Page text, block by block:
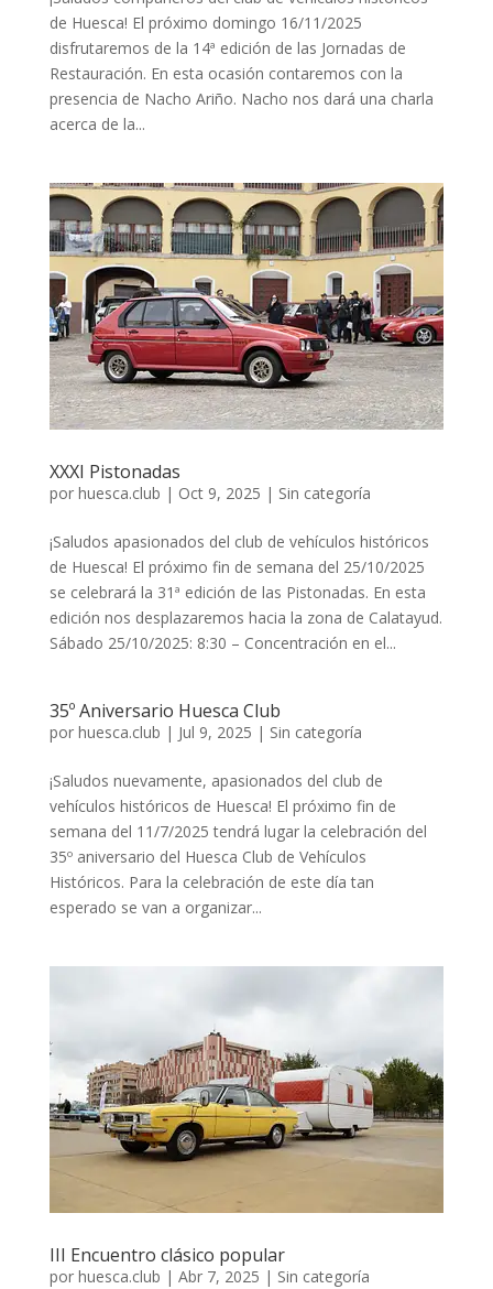
de Huesca! El próximo domingo 16/11/2025
disfrutaremos de la 14ª edición de las Jornadas de
Restauración. En esta ocasión contaremos con la
presencia de Nacho Ariño. Nacho nos dará una charla
acerca de la...
XXXI Pistonadas
por huesca.club | Oct 9, 2025 | Sin categoría
¡Saludos apasionados del club de vehículos históricos
de Huesca! El próximo fin de semana del 25/10/2025
se celebrará la 31ª edición de las Pistonadas. En esta
edición nos desplazaremos hacia la zona de Calatayud.
Sábado 25/10/2025: 8:30 – Concentración en el...
35º Aniversario Huesca Club
por huesca.club | Jul 9, 2025 | Sin categoría
¡Saludos nuevamente, apasionados del club de
vehículos históricos de Huesca! El próximo fin de
semana del 11/7/2025 tendrá lugar la celebración del
35º aniversario del Huesca Club de Vehículos
Históricos. Para la celebración de este día tan
esperado se van a organizar...
III Encuentro clásico popular
por huesca.club | Abr 7, 2025 | Sin categoría